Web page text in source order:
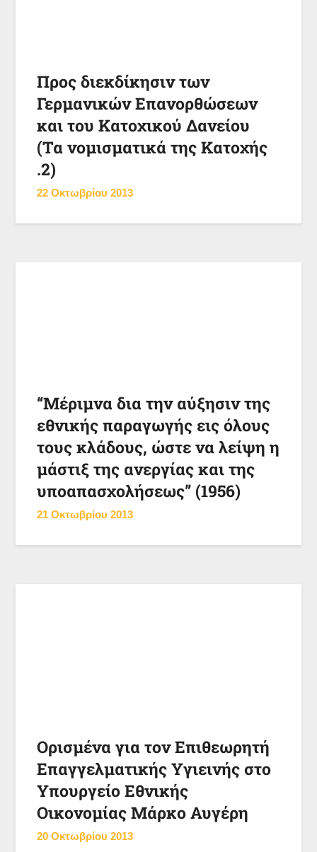
Προς διεκδίκησιν των
Γερμανικών Επανορθώσεων
και του Κατοχικού Δανείου
(Τα νομισματικά της Κατοχής
.2)
22 Οκτωβρίου 2013
“Μέριμνα δια την αύξησιν της
εθνικής παραγωγής εις όλους
τους κλάδους, ώστε να λείψη η
μάστιξ της ανεργίας και της
υποαπασχολήσεως” (1956)
21 Οκτωβρίου 2013
Ορισμένα για τον Επιθεωρητή
Επαγγελματικής Υγιεινής στο
Υπουργείο Εθνικής
Οικονομίας Μάρκο Αυγέρη
20 Οκτωβρίου 2013